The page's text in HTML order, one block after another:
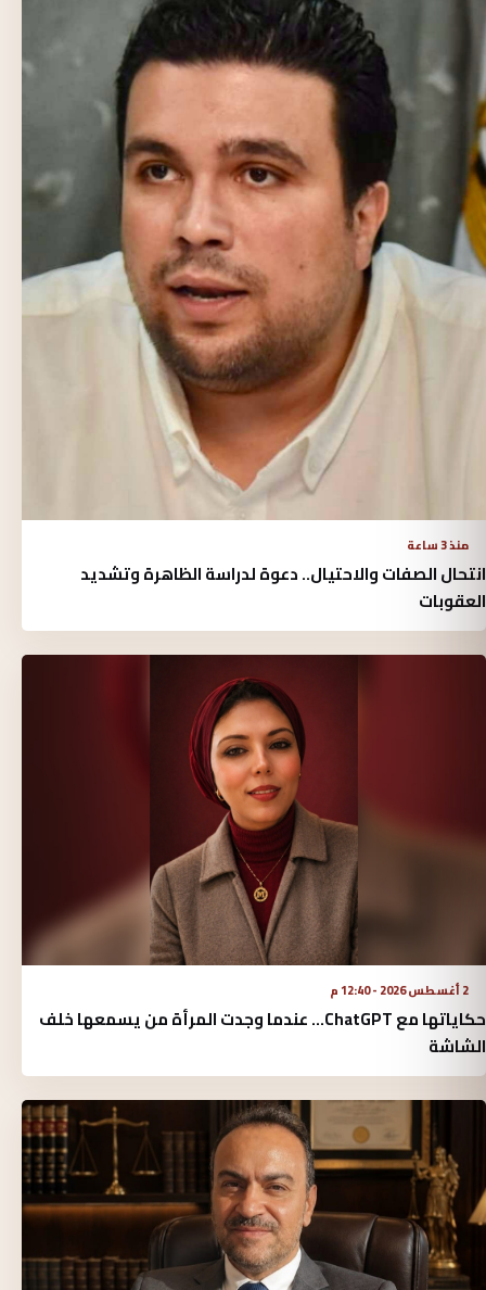
منذ 3 ساعة
انتحال الصفات والاحتيال.. دعوة لدراسة الظاهرة وتشديد
العقوبات
2 أغسطس 2026 - 12:40 م
حكاياتها مع ChatGPT… عندما وجدت المرأة من يسمعها خلف
الشاشة